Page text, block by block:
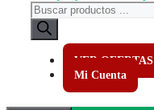
Búsqueda
de
productos
VER OFERTAS
Mi Cuenta